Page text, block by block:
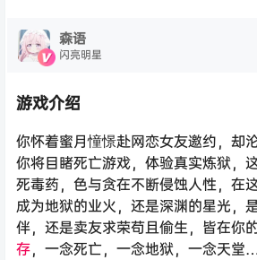
森语
闪亮明星
游戏介绍
你怀着蜜月憧憬赴网恋女友邀约，却
你将目睹死亡游戏，体验真实炼狱，
死毒药，色与贪在不断侵蚀人性，在
成为地狱的业火，还是深渊的星光，
伴，还是卖友求荣苟且偷生，皆在你
存，一念死亡，一念地狱，一念天